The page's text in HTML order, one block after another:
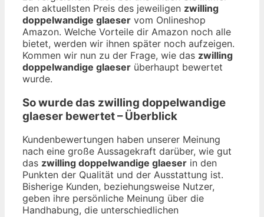
den aktuellsten Preis des jeweiligen zwilling
doppelwandige glaeser vom Onlineshop
Amazon. Welche Vorteile dir Amazon noch alle
bietet, werden wir ihnen später noch aufzeigen.
Kommen wir nun zu der Frage, wie das zwilling
doppelwandige glaeser überhaupt bewertet
wurde.
So wurde das zwilling doppelwandige
glaeser bewertet – Überblick
Kundenbewertungen haben unserer Meinung
nach eine große Aussagekraft darüber, wie gut
das zwilling doppelwandige glaeser in den
Punkten der Qualität und der Ausstattung ist.
Bisherige Kunden, beziehungsweise Nutzer,
geben ihre persönliche Meinung über die
Handhabung, die unterschiedlichen